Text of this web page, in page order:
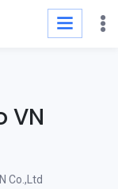
VN
Co.,Ltd